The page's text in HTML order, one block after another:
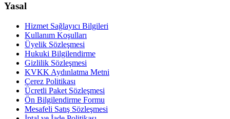
Yasal
Hizmet Sağlayıcı Bilgileri
Kullanım Koşulları
Üyelik Sözleşmesi
Hukuki Bilgilendirme
Gizlilik Sözleşmesi
KVKK Aydınlatma Metni
Çerez Politikası
Ücretli Paket Sözleşmesi
Ön Bilgilendirme Formu
Mesafeli Satış Sözleşmesi